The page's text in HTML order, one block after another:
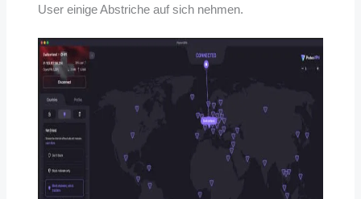
User einige Abstriche auf sich nehmen.